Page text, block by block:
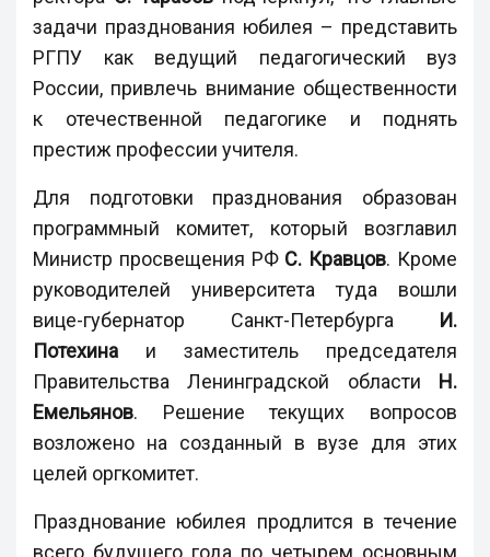
задачи празднования юбилея – представить
РГПУ как ведущий педагогический вуз
России, привлечь внимание общественности
к отечественной педагогике и поднять
престиж профессии учителя.
Для подготовки празднования образован
программный комитет, который возглавил
Министр просвещения РФ С. Кравцов. Кроме
руководителей университета туда вошли
вице-губернатор Санкт-Петербурга И.
Потехина и заместитель председателя
Правительства Ленинградской области Н.
Емельянов. Решение текущих вопросов
возложено на созданный в вузе для этих
целей оргкомитет.
Празднование юбилея продлится в течение
всего будущего года по четырем основным